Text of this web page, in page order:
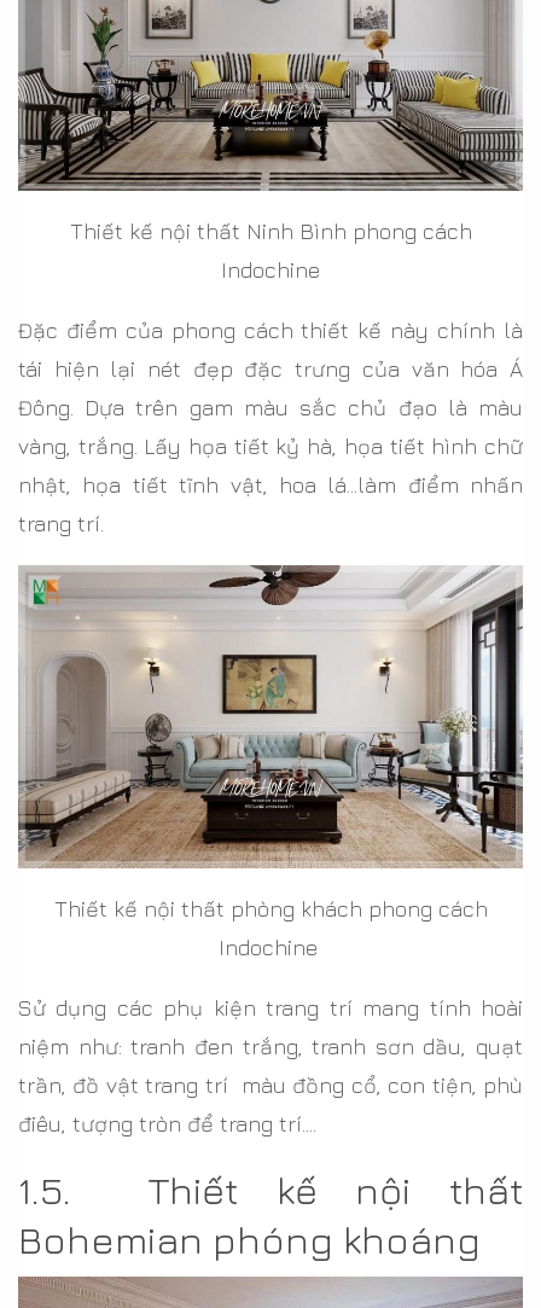
Thiết kế nội thất Ninh Bình phong cách
Indochine
Đặc điểm của phong cách thiết kế này chính là
tái hiện lại nét đẹp đặc trưng của văn hóa Á
Đông. Dựa trên gam màu sắc chủ đạo là màu
vàng, trắng. Lấy họa tiết kỷ hà, họa tiết hình chữ
nhật, họa tiết tĩnh vật, hoa lá…làm điểm nhấn
trang trí.
Thiết kế nội thất phòng khách phong cách
Indochine
Sử dụng các phụ kiện trang trí mang tính hoài
niệm như: tranh đen trắng, tranh sơn dầu, quạt
trần, đồ vật trang trí màu đồng cổ, con tiện, phù
điêu, tượng tròn để trang trí….
1.5. Thiết kế nội thất
Bohemian phóng khoáng